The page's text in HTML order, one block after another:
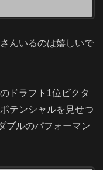
んいるのは嬉しいで
ドラフト1位ビクタ
テンシャルを見せつ
ブルのパフォーマン